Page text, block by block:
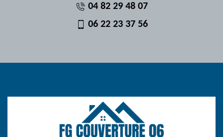
04 82 29 48 07
06 22 23 37 56